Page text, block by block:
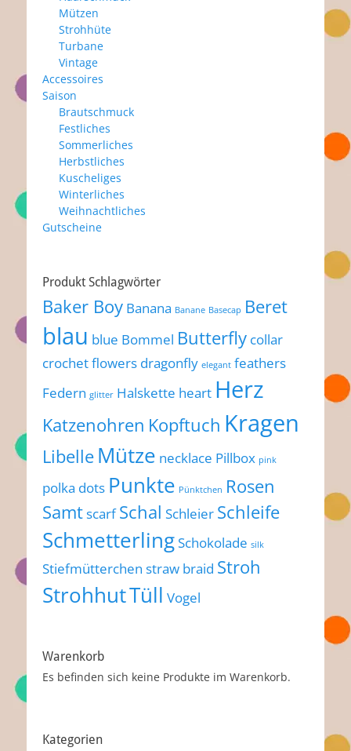
Mützen
Strohhüte
Turbane
Vintage
Accessoires
Saison
Brautschmuck
Festliches
Sommerliches
Herbstliches
Kuscheliges
Winterliches
Weihnachtliches
Gutscheine
Produkt Schlagwörter
Baker Boy Banana Banane Basecap Beret
blau blue Bommel Butterfly collar
crochet flowers dragonfly elegant feathers
Federn glitter Halskette heart Herz
Katzenohren Kopftuch Kragen
Libelle Mütze necklace Pillbox pink
polka dots Punkte Pünktchen Rosen
Samtscarf Schal Schleier Schleife
SchmetterlingSchokolade silk
Stiefmütterchen straw braid Stroh
StrohhutTüll Vogel
Warenkorb
Es befinden sich keine Produkte im Warenkorb.
Kategorien